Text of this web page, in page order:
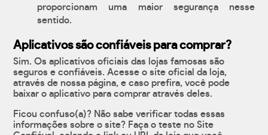
proporcionam uma maior segurança nesse
sentido.
Aplicativos são confiáveis para comprar?
Sim. Os aplicativos oficiais das lojas famosas são
seguros e confiáveis. Acesse o site oficial da loja,
através de nossa página, e caso prefira, você pode
baixar o aplicativo para comprar através deles.
Ficou confuso(a)? Não sabe verificar todas essas
informações sobre o site? Faça o teste no Site